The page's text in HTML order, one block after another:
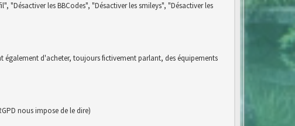
les BBCodes", "Désactiver les smileys", "Désactiver les
également d'acheter, toujours fictivement parlant, des équipements
nous impose de le dire)